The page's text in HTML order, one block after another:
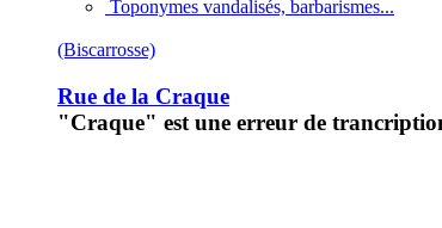
Toponymes vandalisés, barbarismes...
(Biscarrosse)
Rue de la Craque
"Craque" est une erreur de